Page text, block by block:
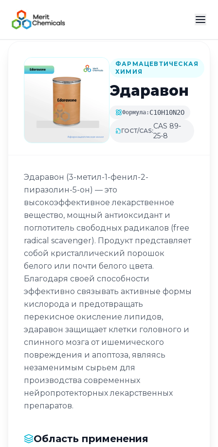
Назад в каталог
ФАРМАЦЕВТИЧЕСКАЯ
ХИМИЯ
Эдаравон
Формула: C10H10N2O
ГОСТ/CAS:
CAS 89-
25-8
Эдаравон (3-метил-1-фенил-2-
пиразолин-5-он) — это
высокоэффективное лекарственное
вещество, мощный антиоксидант и
поглотитель свободных радикалов (free
radical scavenger). Продукт представляет
собой кристаллический порошок
белого или почти белого цвета.
Благодаря своей способности
эффективно связывать активные формы
кислорода и предотвращать
перекисное окисление липидов,
эдаравон защищает клетки головного и
спинного мозга от ишемического
повреждения и апоптоза, являясь
незаменимым сырьем для
производства современных
нейропротекторных лекарственных
препаратов.
Область применения